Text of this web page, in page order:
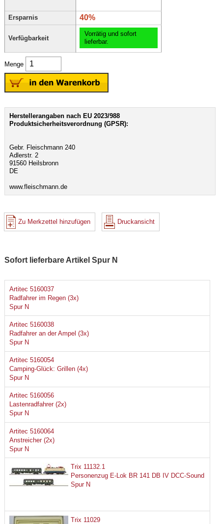
Ersparnis 40%
Verfügbarkeit
Vorrätig und sofort
lieferbar.
Menge
Herstellerangaben nach EU 2023/988
Produktsicherheitsverordnung (GPSR):
Gebr. Fleischmann 240
Adlerstr. 2
91560 Heilsbronn
DE
www.fleischmann.de
Zu Merkzettel hinzufügen Druckansicht
Sofort lieferbare Artikel Spur N
Artitec 5160037
Radfahrer im Regen (3x)
Spur N
Artitec 5160038
Radfahrer an der Ampel (3x)
Spur N
Artitec 5160054
Camping-Glück: Grillen (4x)
Spur N
Artitec 5160056
Lastenradfahrer (2x)
Spur N
Artitec 5160064
Anstreicher (2x)
Spur N
Trix 11132.1
Personenzug E-Lok BR 141 DB IV DCC-Sound
Spur N
Trix 11029